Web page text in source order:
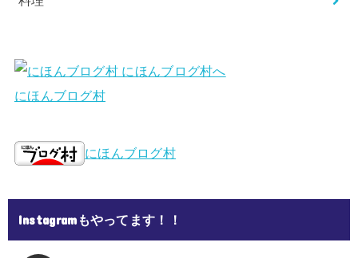
にほんブログ村
にほんブログ村
Instagramもやってます！！